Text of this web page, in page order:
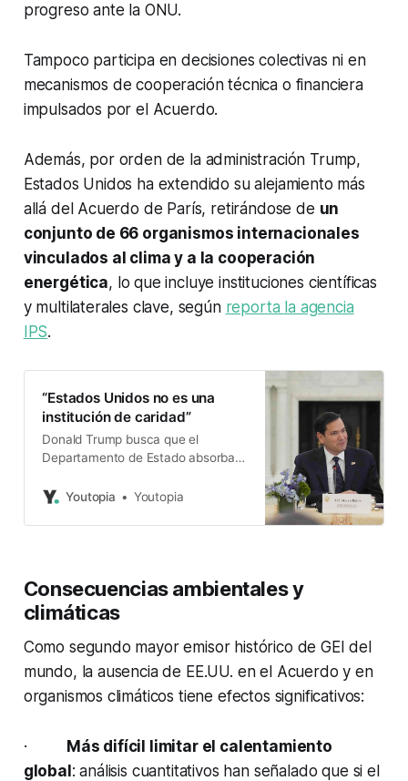
progreso ante la ONU.
Tampoco participa en decisiones colectivas ni en
mecanismos de cooperación técnica o financiera
impulsados por el Acuerdo.
Además, por orden de la administración Trump,
Estados Unidos ha extendido su alejamiento más
allá del Acuerdo de París, retirándose de un
conjunto de 66 organismos internacionales
vinculados al clima y a la cooperación
energética, lo que incluye instituciones científicas
y multilaterales clave, según reporta la agencia
IPS.
“Estados Unidos no es una
institución de caridad”
Donald Trump busca que el
Departamento de Estado absorba a
Youtopia
Youtopia
Consecuencias ambientales y
climáticas
Como segundo mayor emisor histórico de GEI del
mundo, la ausencia de EE.UU. en el Acuerdo y en
organismos climáticos tiene efectos significativos:
· Más difícil limitar el calentamiento
global: análisis cuantitativos han señalado que si el